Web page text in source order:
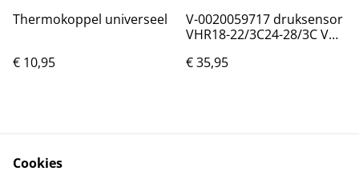
Thermokoppel universeel
€ 10,95
V-0020059717 druksensor
VHR18-22/3C24-28/3C VHR
€ 35,95
Cookies